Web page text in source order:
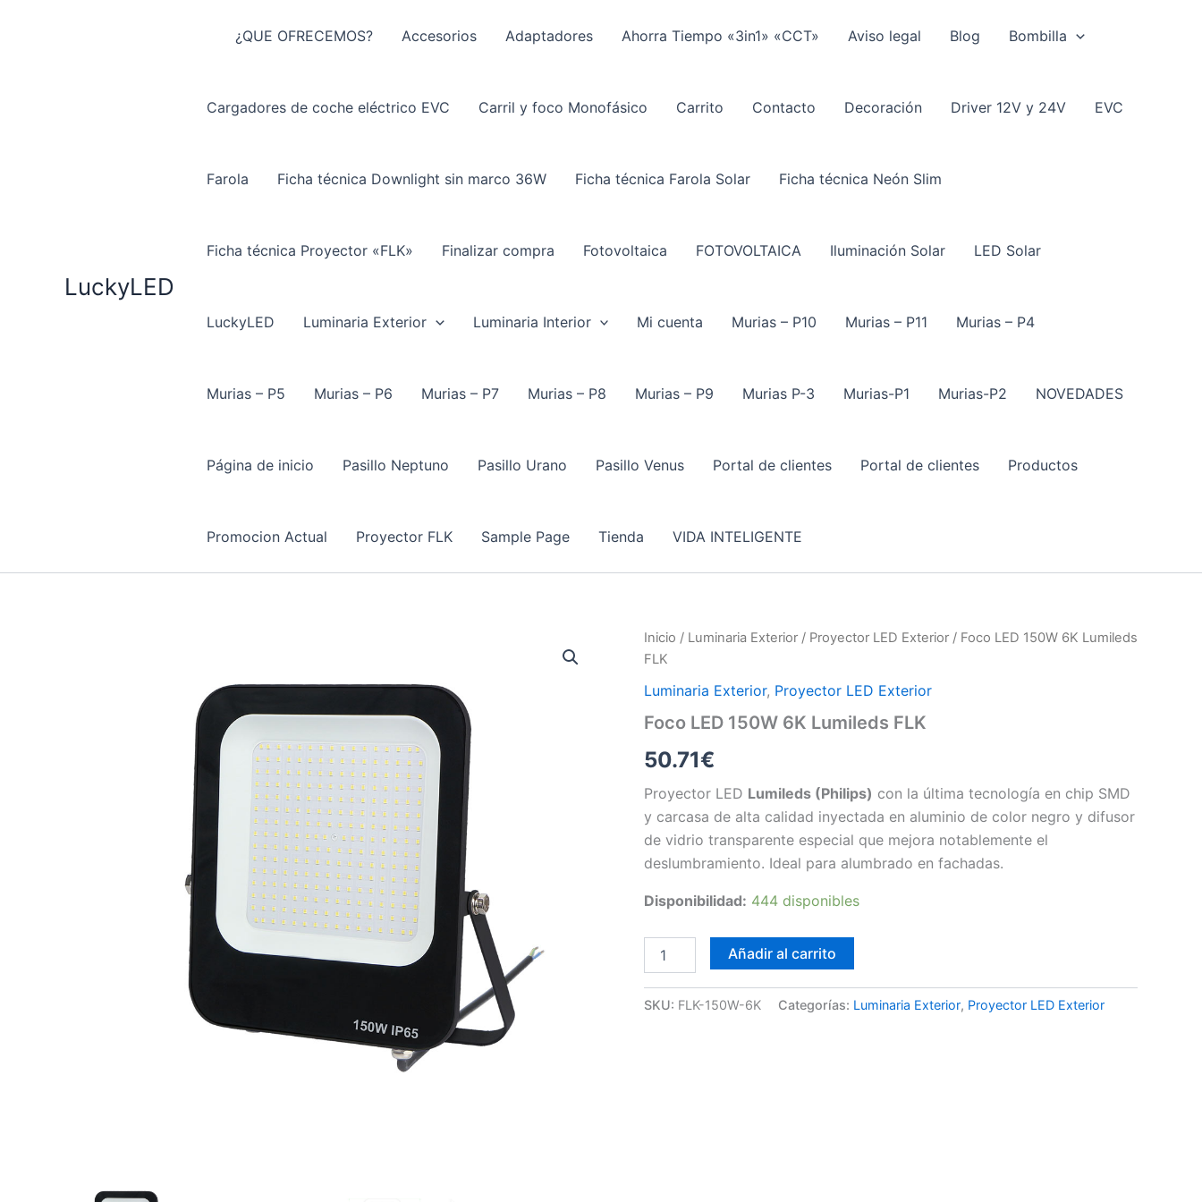
LuckyLED
¿QUE OFRECEMOS? Accesorios Adaptadores Ahorra Tiempo «3in1» «CCT» Aviso legal Blog Bombilla
Cargadores de coche eléctrico EVC Carril y foco Monofásico Carrito Contacto Decoración Driver 12V y 24V EVC
Farola Ficha técnica Downlight sin marco 36W Ficha técnica Farola Solar Ficha técnica Neón Slim
Ficha técnica Proyector «FLK» Finalizar compra Fotovoltaica FOTOVOLTAICA Iluminación Solar LED Solar
LuckyLED Luminaria Exterior Luminaria Interior Mi cuenta Murias – P10 Murias – P11 Murias – P4
Murias – P5 Murias – P6 Murias – P7 Murias – P8 Murias – P9 Murias P-3 Murias-P1 Murias-P2 NOVEDADES
Página de inicio Pasillo Neptuno Pasillo Urano Pasillo Venus Portal de clientes Portal de clientes Productos
Promocion Actual Proyector FLK Sample Page Tienda VIDA INTELIGENTE
Inicio / Luminaria Exterior / Proyector LED Exterior / Foco LED 150W 6K Lumileds
FLK
Luminaria Exterior, Proyector LED Exterior
Foco LED 150W 6K Lumileds FLK
50.71€
Proyector LED Lumileds (Philips) con la última tecnología en chip SMD
y carcasa de alta calidad inyectada en aluminio de color negro y difusor
de vidrio transparente especial que mejora notablemente el
deslumbramiento. Ideal para alumbrado en fachadas.
Disponibilidad: 444 disponibles
LED
6K
Añadir al carrito
SKU: FLK-150W-6K Categorías: Luminaria Exterior, Proyector LED Exterior